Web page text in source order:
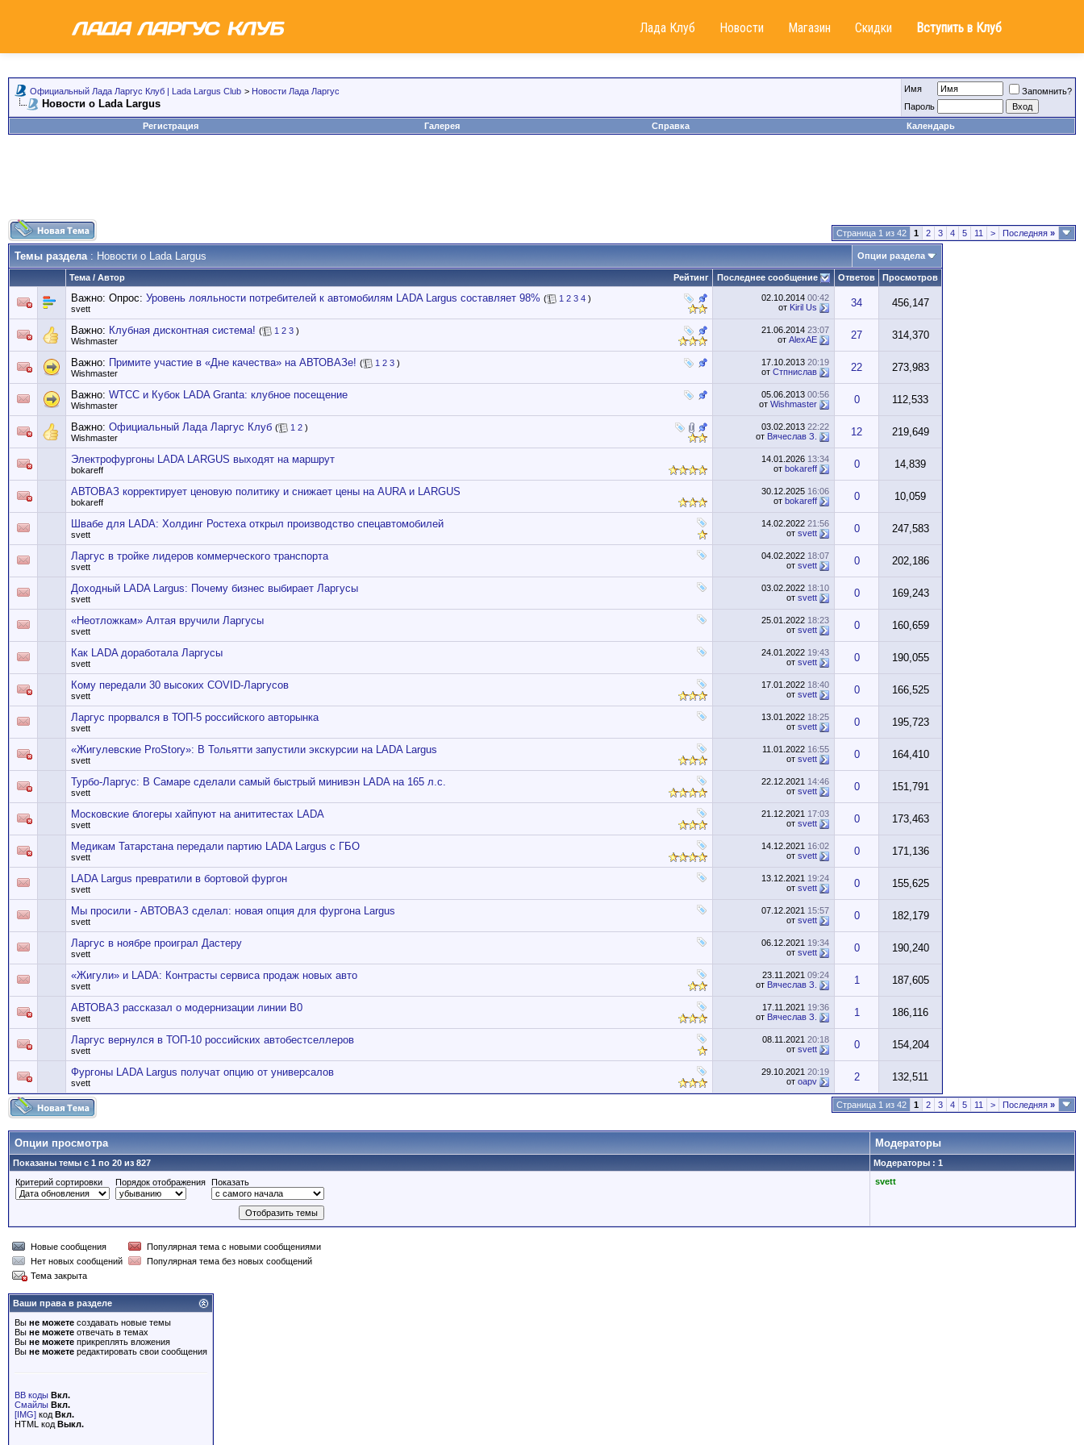
Лада Клуб Новости Магазин Скидки Вступить в Клуб
Официальный Лада Ларгус Клуб | Lada Largus Club > Новости Лада Ларгус
Новости о Lada Largus
Имя
Запомнить?
Пароль
Регистрация
Галерея Справка Календарь
Страница 1 из 42 1 2 3 4 5 11 > Последняя »
Темы раздела: Новости о Lada Largus Опции раздела
Рейтинг
Тема / Автор Последнее сообщение Ответов Просмотров
Важно: Опрос: Уровень лояльности потребителей к автомобилям LADA Largus составляет 98% ( 1 2 3 4 )
svett
02.10.2014 00:42
от Kiril Us 34 456,147
Важно: Клубная дисконтная система! ( 1 2 3 )
Wishmaster
21.06.2014 23:07
от AlexAE 27 314,370
Важно: Примите участие в «Дне качества» на АВТОВАЗе! ( 1 2 3 )
Wishmaster
17.10.2013 20:19
от Стпнислав 22 273,983
Важно: WTCC и Кубок LADA Granta: клубное посещение
Wishmaster
05.06.2013 00:56
от Wishmaster 0 112,533
Важно: Официальный Лада Ларгус Клуб ( 1 2 )
Wishmaster
03.02.2013 22:22
от Вячеслав З. 12 219,649
Электрофургоны LADA LARGUS выходят на маршрут
bokareff
14.01.2026 13:34
от bokareff 0 14,839
АВТОВАЗ корректирует ценовую политику и снижает цены на AURA и LARGUS
bokareff
30.12.2025 16:06
от bokareff 0 10,059
Швабе для LADA: Холдинг Ростеха открыл производство спецавтомобилей
svett
14.02.2022 21:56
от svett 0 247,583
Ларгус в тройке лидеров коммерческого транспорта
svett
04.02.2022 18:07
от svett 0 202,186
Доходный LADA Largus: Почему бизнес выбирает Ларгусы
svett
03.02.2022 18:10
от svett 0 169,243
«Неотложкам» Алтая вручили Ларгусы
svett
25.01.2022 18:23
от svett 0 160,659
Как LADA доработала Ларгусы
svett
24.01.2022 19:43
от svett 0 190,055
Кому передали 30 высоких COVID-Ларгусов
svett
17.01.2022 18:40
от svett 0 166,525
Ларгус прорвался в ТОП-5 российского авторынка
svett
13.01.2022 18:25
от svett 0 195,723
«Жигулевские ProStory»: В Тольятти запустили экскурсии на LADA Largus
svett
11.01.2022 16:55
от svett 0 164,410
Турбо-Ларгус: В Самаре сделали самый быстрый минивэн LADA на 165 л.с.
svett
22.12.2021 14:46
от svett 0 151,791
Московские блогеры хайпуют на анититестах LADA
svett
21.12.2021 17:03
от svett 0 173,463
Медикам Татарстана передали партию LADA Largus с ГБО
svett
14.12.2021 16:02
от svett 0 171,136
LADA Largus превратили в бортовой фургон
svett
13.12.2021 19:24
от svett 0 155,625
Мы просили - АВТОВАЗ сделал: новая опция для фургона Largus
svett
07.12.2021 15:57
от svett 0 182,179
Ларгус в ноябре проиграл Дастеру
svett
06.12.2021 19:34
от svett 0 190,240
«Жигули» и LADA: Контрасты сервиса продаж новых авто
svett
23.11.2021 09:24
от Вячеслав З. 1 187,605
АВТОВАЗ рассказал о модернизации линии В0
svett
17.11.2021 19:36
от Вячеслав З. 1 186,116
Ларгус вернулся в ТОП-10 российских автобестселлеров
svett
08.11.2021 20:18
от svett 0 154,204
Фургоны LADA Largus получат опцию от универсалов
svett
29.10.2021 20:19
от oapv 2 132,511
Страница 1 из 42 1 2 3 4 5 11 > Последняя »
Опции просмотра Модераторы
Показаны темы с 1 по 20 из 827
Модераторы : 1
Критерий сортировки
Порядок отображения Показать svett
Новые сообщения
Популярная тема с новыми сообщениями
Нет новых сообщений
Популярная тема без новых сообщений
Тема закрыта
Ваши права в разделе
Вы не можете создавать новые темы
Вы не можете отвечать в темах
Вы не можете прикреплять вложения
Вы не можете редактировать свои сообщения
BB коды Вкл.
Смайлы Вкл.
[IMG] код Вкл.
HTML код Выкл.